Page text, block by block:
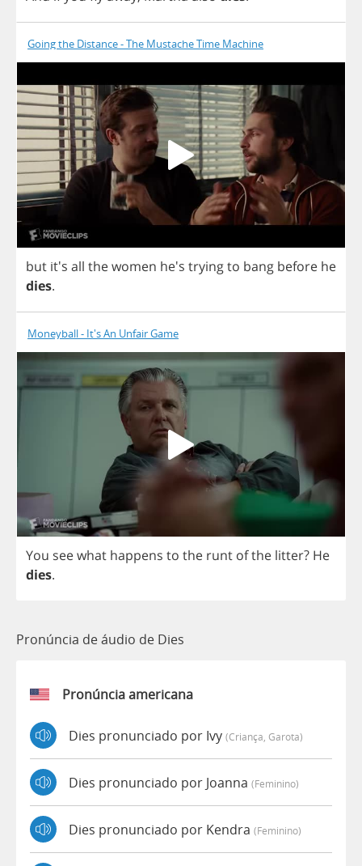
Going the Distance - The Mustache Time Machine
but it's all thewomen he's tryingto bang before he
dies.
Moneyball - It's An Unfair Game
You seewhat happens to the runt ofthe litter? He
dies.
Pronúncia de áudio de Dies
Pronúncia americana
Dies pronunciado por Ivy (criança, Garota)
Dies pronunciado por Joanna (feminino)
Dies pronunciado por Kendra (feminino)